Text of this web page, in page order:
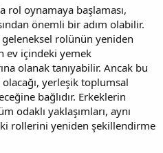
rol oynamaya başlaması,
önemli bir adım olabilir.
geleneksel rolünün yeniden
ev içindeki yemek
olanak tanıyabilir. Ancak bu
yerleşik toplumsal
bağlıdır. Erkeklerin
odaklı yaklaşımları, aynı
rollerini yeniden şekillendirme